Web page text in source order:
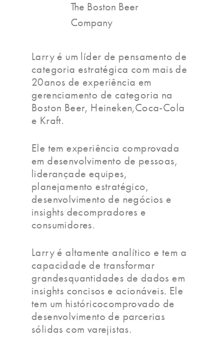
The Boston Beer
Company
Larry é um líder de pensamento de
categoria estratégica com mais de
20anos de experiência em
gerenciamento de categoria na
Boston Beer, Heineken,Coca-Cola
e Kraft.
Ele tem experiência comprovada
em desenvolvimento de pessoas,
liderançade equipes,
planejamento estratégico,
desenvolvimento de negócios e
insights decompradores e
consumidores.
Larry é altamente analítico e tem a
capacidade de transformar
grandesquantidades de dados em
insights concisos e acionáveis. Ele
tem um históricocomprovado de
desenvolvimento de parcerias
sólidas com varejistas.